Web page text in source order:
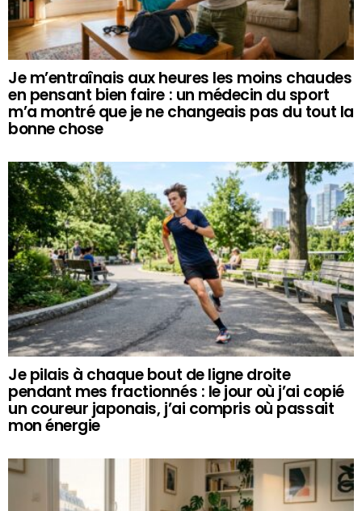
Je m’entraînais aux heures les moins chaudes
en pensant bien faire : un médecin du sport
m’a montré que je ne changeais pas du tout la
bonne chose
Je pilais à chaque bout de ligne droite
pendant mes fractionnés : le jour où j’ai copié
un coureur japonais, j’ai compris où passait
mon énergie